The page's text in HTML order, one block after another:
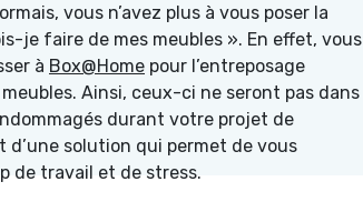
vous n’avez plus à vous poser la
je faire de mes meubles ». En effet, vous
à Box@Home pour l’entreposage
Ainsi, ceux-ci ne seront pas dans
durant votre projet de
d’une solution qui permet de vous
de travail et de stress.